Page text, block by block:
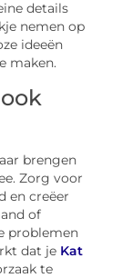
details
nemen op
ideeën
maken.
brengen
Zorg voor
en creëer
of
problemen
dat je Kat
te